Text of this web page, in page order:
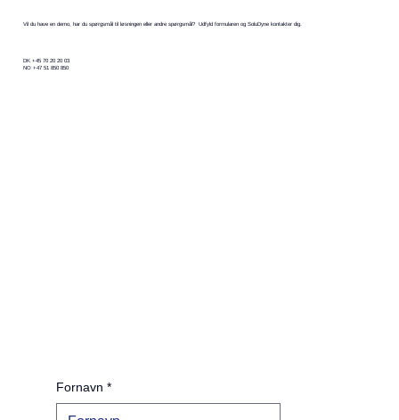
Fornavn *
Vil du have en demo, har du spørgsmål til løsningen eller andre spørgsmål? Udfyld formularen og SoluDyne kontakter dig.
DK +45 70 20 20 03
NO +47 51 850 850